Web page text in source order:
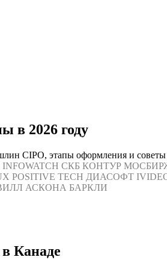
в 2026 году
CIPO, этапы оформления и
INFOWATCH СКБ КОНТУР
POSITIVE TECH ДИАСОФТ
АСКОНА БАРКЛИ
Канаде